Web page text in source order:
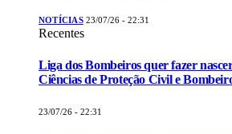
NOTÍCIAS 23/07/26 - 22:31
Recentes
Liga dos Bombeiros quer fazer
Ciências de Proteção Civil e
23/07/26 - 22:31